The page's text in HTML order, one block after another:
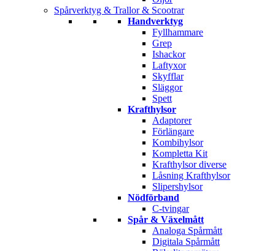
Spårverktyg & Trallor & Scootrar
Handverktyg
Fyllhammare
Grep
Ishackor
Laftyxor
Skyfflar
Släggor
Spett
Krafthylsor
Adaptorer
Förlängare
Kombihylsor
Kompletta Kit
Krafthylsor diverse
Låsning Krafthylsor
Slipershylsor
Nödförband
C-tvingar
Spår & Växelmått
Analoga Spårmått
Digitala Spårmått